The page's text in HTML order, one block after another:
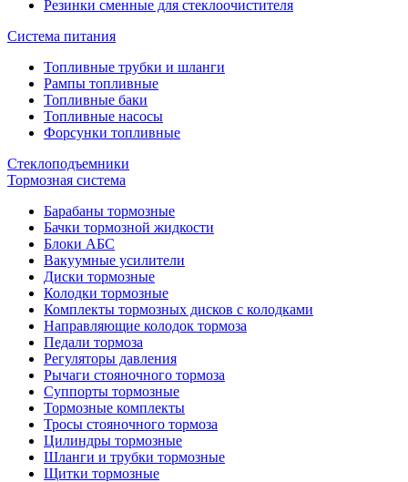
Резинки сменные для стеклоочистителя
Система питания
Топливные трубки и шланги
Рампы топливные
Топливные баки
Топливные насосы
Форсунки топливные
Стеклоподъемники
Тормозная система
Барабаны тормозные
Бачки тормозной жидкости
Блоки АБС
Вакуумные усилители
Диски тормозные
Колодки тормозные
Комплекты тормозных дисков с колодками
Направляющие колодок тормоза
Педали тормоза
Регуляторы давления
Рычаги стояночного тормоза
Суппорты тормозные
Тормозные комплекты
Тросы стояночного тормоза
Цилиндры тормозные
Шланги и трубки тормозные
Щитки тормозные